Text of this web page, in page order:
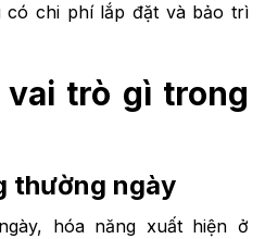
có chi phí lắp đặt và bảo trì
vai trò gì trong
thường ngày
hóa năng xuất hiện ở